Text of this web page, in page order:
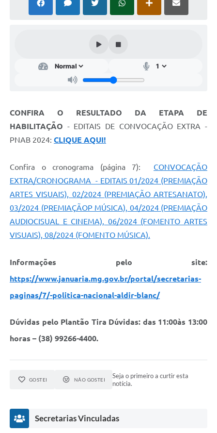
Diário Oficial
Links
Serviços Online
Enquete
Contato
Fotos - Eventos Oficiais
CONFIRA O RESULTADO DA ETAPA DE
HABILITAÇÃO - EDITAIS DE CONVOCAÇÃO EXTRA -
PNAB 2024: CLIQUE AQUI!
Confira o cronograma (página 7): CONVOCAÇÃO
EXTRA/CRONOGRAMA - EDITAIS 01/2024 (PREMIAÇÃO
ARTES VISUAIS), 02/2024 (PREMIAÇÃO ARTESANATO),
03/2024 (PREMIAÇÃOP MÚSICA), 04/2024 (PREMIAÇÃO
AUDIOCISUAL E CINEMA), 06/2024 (FOMENTO ARTES
VISUAIS), 08/2024 (FOMENTO MÚSICA).
Informações pelo site:
https://www.januaria.mg.gov.br/portal/secretarias-
paginas/7/-politica-nacional-aldir-blanc/
Dúvidas pelo Plantão Tira Dúvidas: das 11:00às 13:00
horas – (38) 99266-4400.
GOSTEI NÃO GOSTEI
Seja o primeiro a curtir esta
notícia.
Secretarias Vinculadas